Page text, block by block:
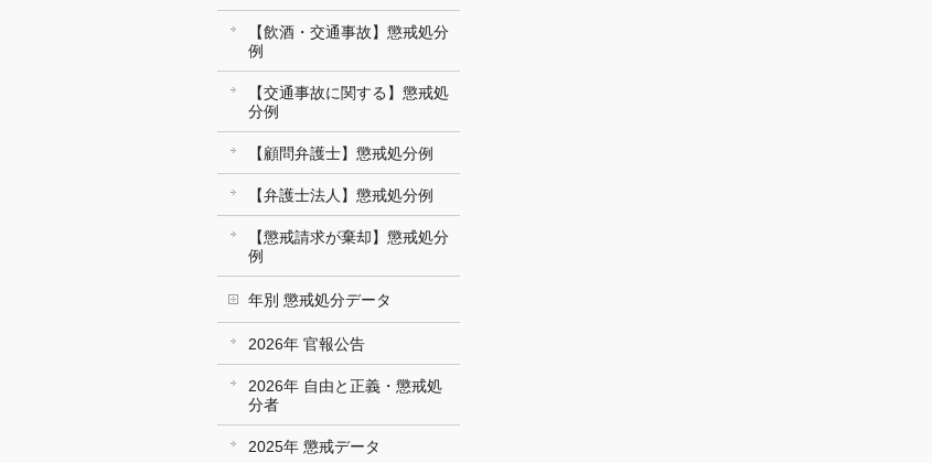
【飲酒・交通事故】懲戒処分
例
【交通事故に関する】懲戒処
分例
【顧問弁護士】懲戒処分例
【弁護士法人】懲戒処分例
【懲戒請求が棄却】懲戒処分
例
年別 懲戒処分データ
2026年 官報公告
2026年 自由と正義・懲戒処
分者
2025年 懲戒データ